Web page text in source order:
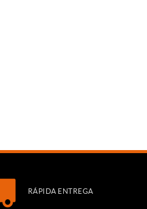
RÁPIDA ENTREGA